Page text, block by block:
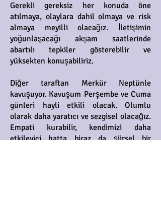
Gerekli gereksiz her konuda öne
atılmaya, olaylara dahil olmaya ve risk
almaya meyilli olacağız. İletişimin
yoğunlaşacağı akşam saatlerinde
abartılı tepkiler gösterebilir ve
yüksekten konuşabiliriz.
Diğer taraftan Merkür Neptünle
kavuşuyor. Kavuşum Perşembe ve Cuma
günleri hayli etkili olacak. Olumlu
olarak daha yaratıcı ve sezgisel olacağız.
Empati kurabilir, kendimizi daha
etkileyici hatta biraz da şiirsel bir